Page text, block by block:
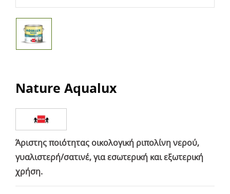
Nature Aqualux
Άριστης ποιότητας οικολογική ριπολίνη νερού,
γυαλιστερή/σατινέ, για εσωτερική και εξωτερική
χρήση.